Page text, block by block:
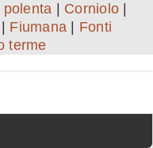
polenta Corniolo
Fiumana
Fonti
terme